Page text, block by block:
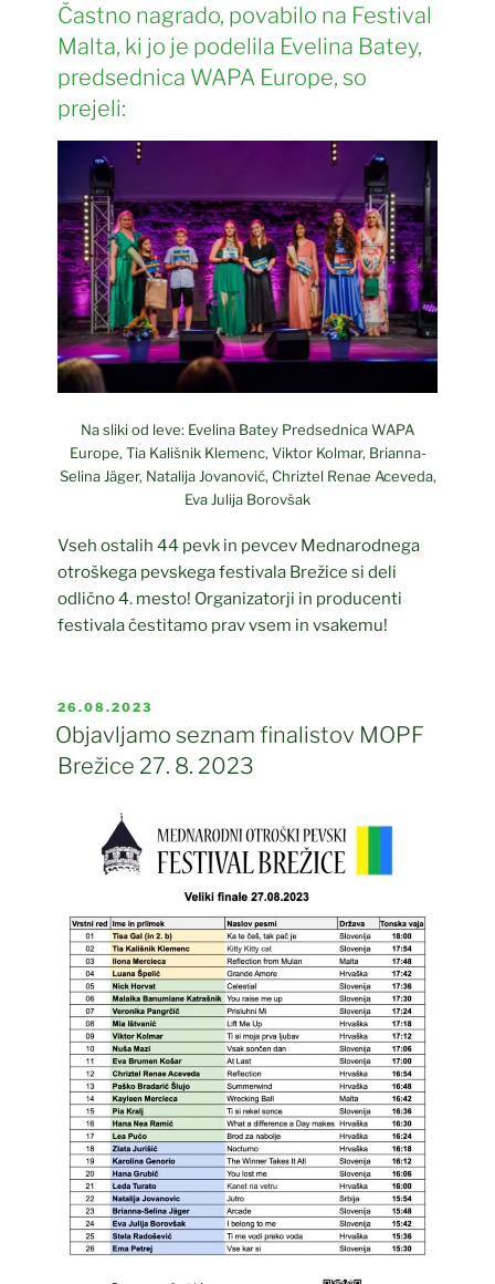
Častno nagrado, povabilo na Festival
Malta, ki jo je podelila Evelina Batey,
predsednica WAPA Europe, so
prejeli:
Na sliki od leve: Evelina Batey Predsednica WAPA
Europe, Tia Kališnik Klemenc, Viktor Kolmar, Brianna-
Selina Jäger, Natalija Jovanović, Chriztel Renae Aceveda,
Eva Julija Borovšak
Vseh ostalih 44 pevk in pevcev Mednarodnega
otroškega pevskega festivala Brežice si deli
odlično 4. mesto! Organizatorji in producenti
festivala čestitamo prav vsem in vsakemu!
OBJAVLJENO
DNE
26.08.2023
Objavljamo seznam finalistov MOPF
Brežice 27. 8. 2023